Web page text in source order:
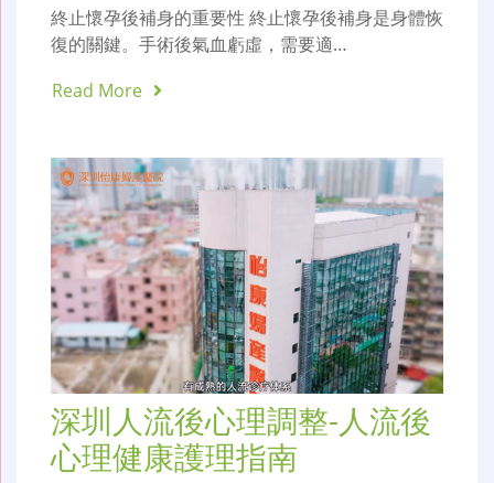
終止懷孕後補身的重要性 終止懷孕後補身是身體恢
復的關鍵。手術後氣血虧虛，需要適…
Read More
深圳人流後心理調整-人流後
心理健康護理指南